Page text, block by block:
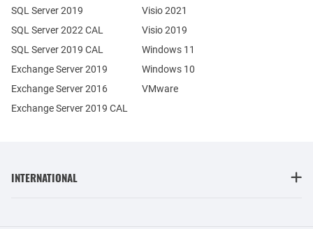
Exchange Server 2019
Exchange Server 2016
SQL Server 2019
SQL Server 2022 CAL
SQL Server 2019 CAL
Exchange Server 2019 CAL
Visio 2021
Visio 2019
Windows 11
Windows 10
VMware
INTERNATIONAL